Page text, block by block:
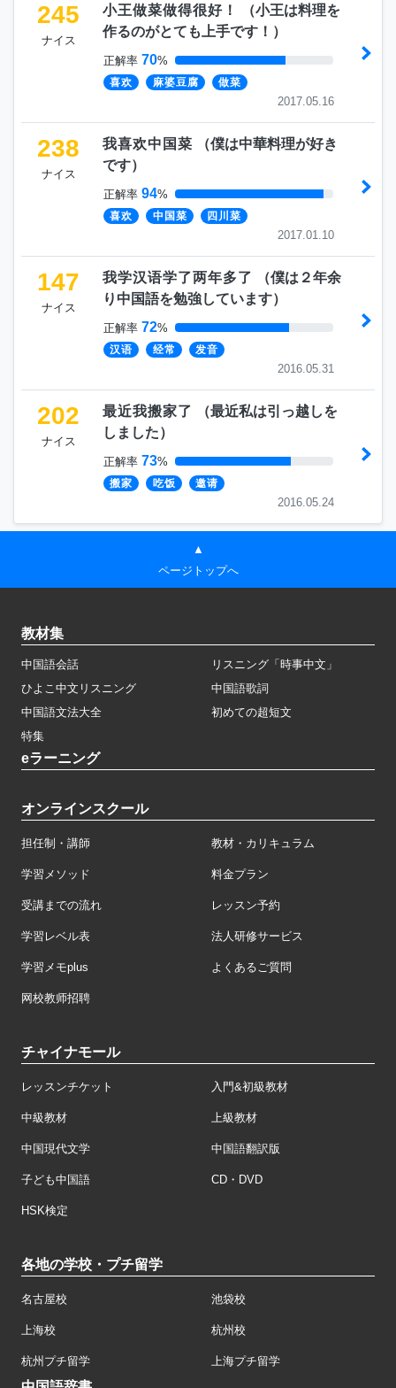
245
ナイス
小王做菜做得很好！ （小王は料理を
作るのがとても上手です！ ）
正解率 70%
喜欢 麻婆豆腐 做菜
2017.05.16
238
ナイス
我喜欢中国菜 （僕は中華料理が好き
です）
正解率 94%
喜欢 中国菜 四川菜
2017.01.10
147
ナイス
我学汉语学了两年多了 （僕は２年余
り中国語を勉強しています）
正解率 72%
汉语 经常 发音
2016.05.31
202
ナイス
最近我搬家了 （最近私は引っ越しを
しました）
正解率 73%
搬家 吃饭 邀请
2016.05.24
▲
ページトップへ
教材集
中国語会話
リスニング「時事中文」
ひよこ中文リスニング
中国語歌詞
中国語文法大全
初めての超短文
特集
eラーニング
オンラインスクール
担任制・講師 教材・カリキュラム
学習メソッド 料金プラン
受講までの流れ レッスン予約
学習レベル表 法人研修サービス
学習メモplus よくあるご質問
网校教师招聘
チャイナモール
レッスンチケット 入門&初級教材
中級教材 上級教材
中国現代文学 中国語翻訳版
子ども中国語 CD・DVD
HSK検定
各地の学校・プチ留学
名古屋校 池袋校
上海校 杭州校
杭州プチ留学 上海プチ留学